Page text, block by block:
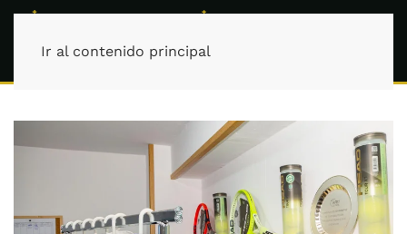
Ir al contenido principal